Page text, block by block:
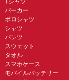
パーカー
ポロシャツ
シャツ
パンツ
スウェット
タオル
スマホケース
モバイルバッテリー